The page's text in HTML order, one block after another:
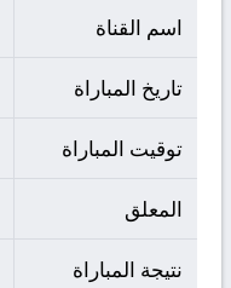
اسم القناة
تاريخ المباراة
توقيت المباراة
المعلق
نتيجة المباراة